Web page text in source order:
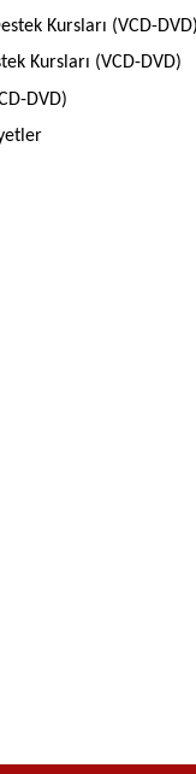
Kursları (VCD-DVD)
Kursları (VCD-DVD)
DVD)